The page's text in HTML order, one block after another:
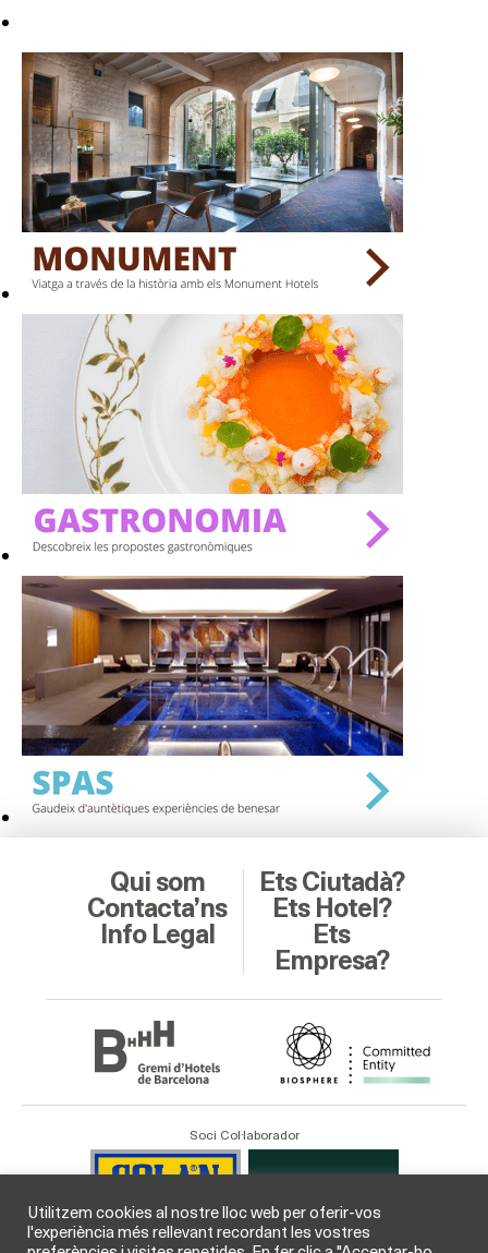
Què vols fer?
HOTELS
TERRASSES
BARS
SPAS
RESTAURANTS
SALES
Activitats
On?
Qui som
Contacta’ns
Info Legal
Ets Ciutadà?
Ets Hotel?
Ets
Empresa?
Soci Col·laborador
Utilitzem cookies al nostre lloc web per oferir-vos
l'experiència més rellevant recordant les vostres